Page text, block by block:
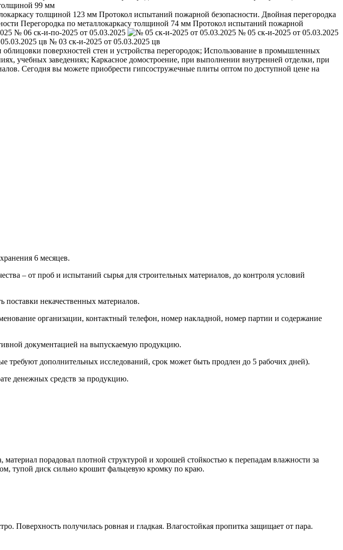
99 мм
Протокол испытаний пожарной безопасности. Двойная перегородка
Протокол испытаний пожарной
№ 06 ск-и-по-2025 от 05.03.2025
№ 05 ск-и-2025 от 05.03.2025
№ 03 ск-и-2025 от 05.03.2025 цв
поверхностей стен и устройства перегородок; Использование в промышленных
учебных заведениях; Каркасное домостроение, при выполнении внутренней отделки, при
Сегодня вы можете приобрести гипсостружечные плиты оптом по доступной цене на
6 месяцев.
– от проб и испытаний сырья для строительных материалов, до контроля условий
некачественных материалов.
организации, контактный телефон, номер накладной, номер партии и содержание
документацией на выпускаемую продукцию.
требуют дополнительных исследований, срок может быть продлен до 5 рабочих дней).
денежных средств за продукцию.
порадовал плотной структурой и хорошей стойкостью к перепадам влажности за
тупой диск сильно крошит фальцевую кромку по краю.
Поверхность получилась ровная и гладкая. Влагостойкая пропитка защищает от пара.